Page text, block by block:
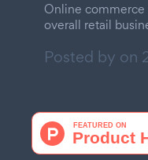
Online commerce
overall retail
Posted by on